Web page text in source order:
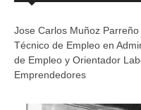
Jose Carlos Muñoz Parreño
Técnico de Empleo en
de Empleo y Orientador
Emprendedores